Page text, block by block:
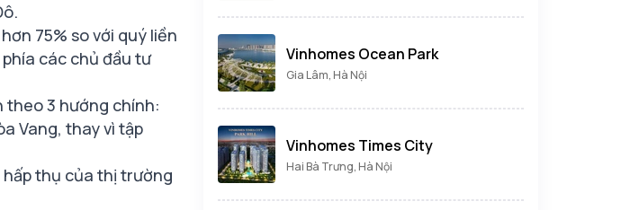
75% so với quý liền
các chủ đầu tư
theo 3 hướng chính:
Vang, thay vì tập
hấp thụ của thị trường
Vinhomes Ocean Park
Gia Lâm, Hà Nội
Vinhomes Times City
Hai Bà Trưng, Hà Nội